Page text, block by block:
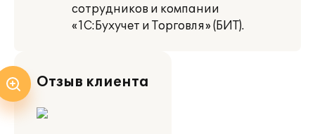
сотрудников и компании
«1С:Бухучет и Торговля» (БИТ).
Отзыв клиента